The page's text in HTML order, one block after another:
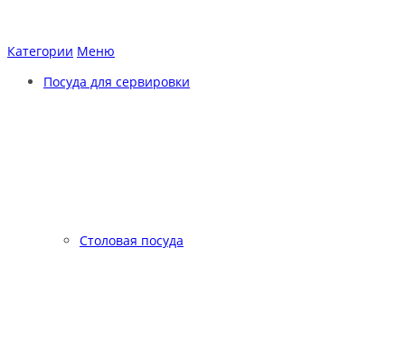
Категории Меню
Посуда для сервировки
Столовая посуда